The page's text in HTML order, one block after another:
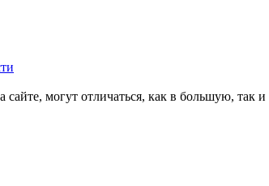
могут отличаться, как в большую, так